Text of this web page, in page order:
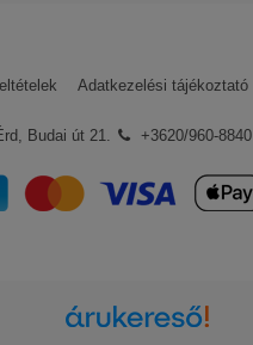
Adatkezelési tájékoztató
Budai út 21. +3620/960-8840